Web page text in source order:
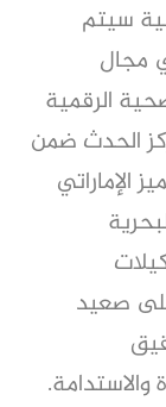
سيتم
مجال
الرقمية
الحدث ضمن
الإماراتي
صعيد
والاستدامة.